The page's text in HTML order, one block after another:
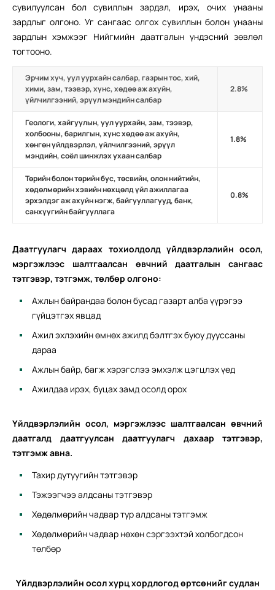
сувилуулсан бол сувиллын зардал, ирэх, очих унааны
зардлыг олгоно. Уг сангаас олгох сувиллын болон унааны
зардлын хэмжээг Нийгмийн даатгалын үндэсний зөвлөл
тогтооно.
Эрчим хүч, уул уурхайн салбар, газрын тос, хий,
хими, зам, тээвэр, хүнс, хөдөө аж ахуйн,
үйлчилгээний, эрүүл мэндийн салбар
2.8%
Геологи, хайгуулын, уул уурхайн, зам, тээвэр,
холбооны, барилгын, хүнс хөдөө аж ахуйн,
хөнгөн үйлдвэрлэл, үйлчилгээний, эрүүл
мэндийн, соёл шинжлэх ухаан салбар
1.8%
Төрийн болон төрийн бус, төсвийн, олон нийтийн,
хөдөлмөрийн хэвийн нөхцөлд үйл ажиллагаа
эрхэлдэг аж ахуйн нэгж, байгууллагууд, банк,
санхүүгийн байгууллага
0.8%
Даатгуулагч дараах тохиолдолд үйлдвэрлэлийн осол,
мэргэжлээс шалтгаалсан өвчний даатгалын сангаас
тэтгэвэр, тэтгэмж, төлбөр олгоно:
Ажлын байрандаа болон бусад газарт алба үүрэгээ
гүйцэтгэх явцад
Ажил эхлэхийн өмнөх ажилд бэлтгэх буюу дууссаны
дараа
Ажлын байр, багж хэрэгслээ эмхэлж цэгцлэх үед
Ажилдаа ирэх, буцах замд осолд орох
Үйлдвэрлэлийн осол, мэргэжлээс шалтгаалсан өвчний
даатгалд даатгуулсан даатгуулагч дахаар тэтгэвэр,
тэтгэмж авна.
Тахир дутуугийн тэтгэвэр
Тэжээгчээ алдсаны тэтгэвэр
Хөдөлмөрийн чадвар тур алдсаны тэтгэмж
Хөдөлмөрийн чадвар нөхөн сэргээхтэй холбогдсон
төлбөр
Үйлдвэрлэлийн осол хурц хордлогод өртсөнийг судлан